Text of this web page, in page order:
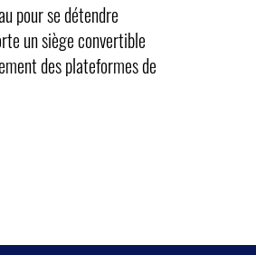
pour se détendre
un siège convertible
des plateformes de